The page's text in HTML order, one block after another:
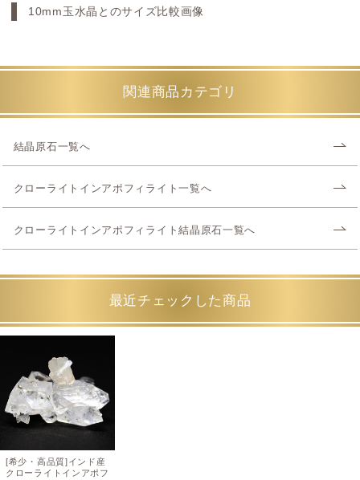
10mm玉水晶とのサイズ比較画像
関連商品カテゴリ
結晶原石一覧へ
クローライトインアポフィライト一覧へ
クローライトインアポフィライト結晶原石一覧へ
最近チェックした商品
[希少・高品質]インド産
クローライトインアポフ